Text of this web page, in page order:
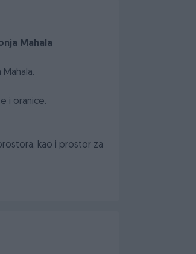
Mahala
i oranice.
kao i prostor za